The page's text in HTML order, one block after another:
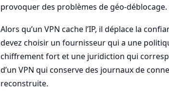
provoquer des problèmes de géo-déblocage.
Alors qu’un VPN cache l’IP, il déplace la
devez choisir un fournisseur qui a une
chiffrement fort et une juridiction qui
d’un VPN qui conserve des journaux de
reconstruite.